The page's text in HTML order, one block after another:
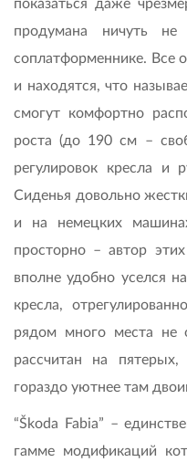
показаться даже
продумана ничуть
соплатформеннике. Все
и находятся, что
смогут комфортно
роста (до 190 см –
регулировок кресла и
Сиденья довольно
и на немецких
просторно – автор
вполне удобно уселся
кресла,
рядом много места не
рассчитан на
гораздо уютнее там
“Škoda Fabia” –
гамме модификаций